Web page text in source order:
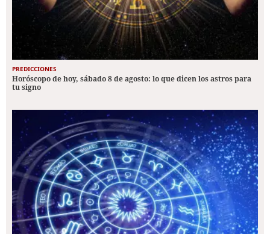
PREDICCIONES
Horóscopo de hoy, sábado 8 de agosto: lo que dicen los astros para
tu signo